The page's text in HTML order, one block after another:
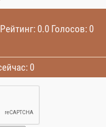
Рейтинг: 0.0 Голосов: 0
0